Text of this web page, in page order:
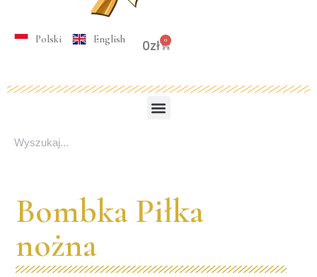
Polski English 0zł 0
Bombka Piłka
nożna